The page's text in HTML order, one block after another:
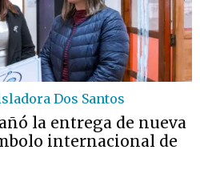
Dos Santos
la entrega de nueva
internacional de